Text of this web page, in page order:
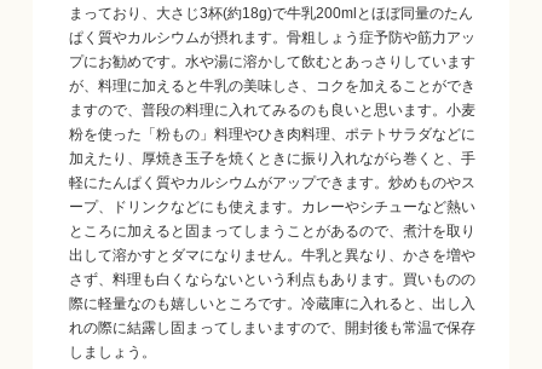
まっており、大さじ3杯(約18g)で牛乳200mlとほぼ同量のたん
ぱく質やカルシウムが摂れます。骨粗しょう症予防や筋力アッ
プにお勧めです。水や湯に溶かして飲むとあっさりしています
が、料理に加えると牛乳の美味しさ、コクを加えることができ
ますので、普段の料理に入れてみるのも良いと思います。小麦
粉を使った「粉もの」料理やひき肉料理、ポテトサラダなどに
加えたり、厚焼き玉子を焼くときに振り入れながら巻くと、手
軽にたんぱく質やカルシウムがアップできます。炒めものやス
ープ、ドリンクなどにも使えます。カレーやシチューなど熱い
ところに加えると固まってしまうことがあるので、煮汁を取り
出して溶かすとダマになりません。牛乳と異なり、かさを増や
さず、料理も白くならないという利点もあります。買いものの
際に軽量なのも嬉しいところです。冷蔵庫に入れると、出し入
れの際に結露し固まってしまいますので、開封後も常温で保存
しましょう。